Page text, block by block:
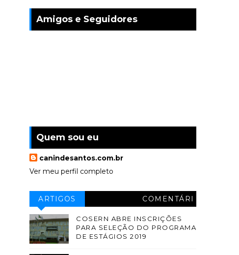
Amigos e Seguidores
Quem sou eu
canindesantos.com.br
Ver meu perfil completo
ARTIGOS
COMENTÁRI
OS
COSERN ABRE INSCRIÇÕES
PARA SELEÇÃO DO PROGRAMA
DE ESTÁGIOS 2019